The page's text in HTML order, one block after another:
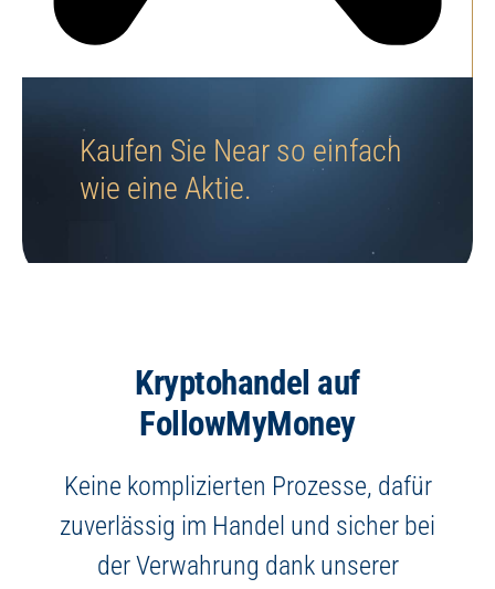
Jetzt Depot eröffnen
Kaufen Sie Near so einfach
wie eine Aktie.
Kryptohandel auf
FollowMyMoney
Keine komplizierten Prozesse, dafür
zuverlässig im Handel und sicher bei
der Verwahrung dank unserer